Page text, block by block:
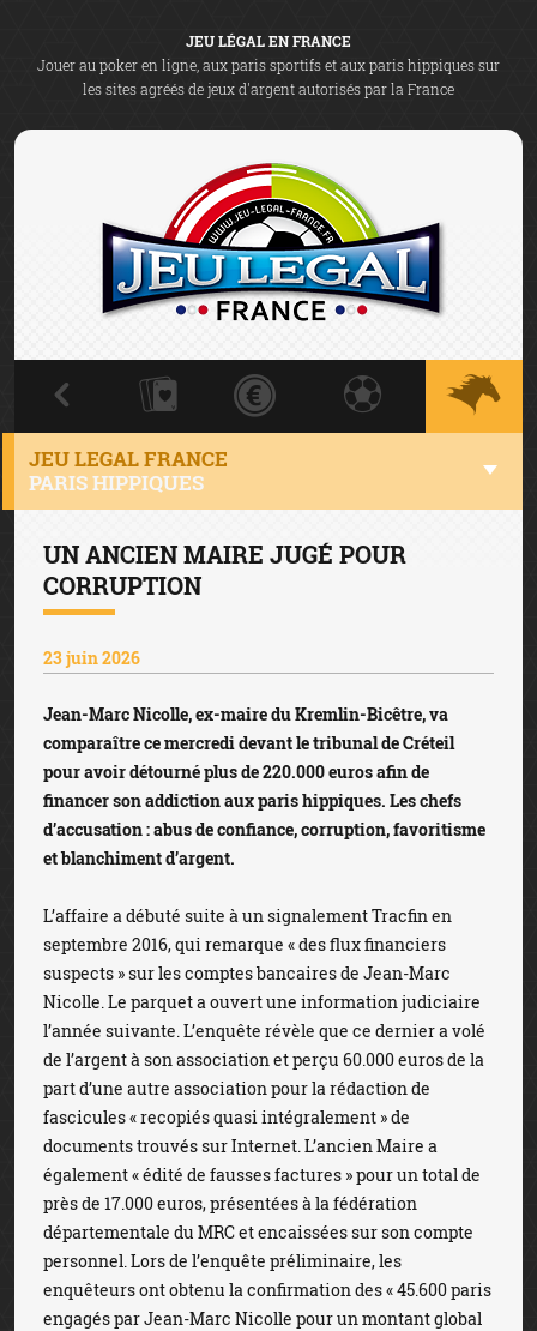
JEU LÉGAL EN FRANCE
Jouer au poker en ligne, aux paris sportifs et aux paris hippiques sur
les sites agréés de jeux d'argent autorisés par la France
JEU LEGAL FRANCE
PARIS HIPPIQUES
UN ANCIEN MAIRE JUGÉ POUR
CORRUPTION
23 juin 2026
Jean-Marc Nicolle, ex-maire du Kremlin-Bicêtre, va
comparaître ce mercredi devant le tribunal de Créteil
pour avoir détourné plus de 220.000 euros afin de
financer son addiction aux paris hippiques. Les chefs
d’accusation : abus de confiance, corruption, favoritisme
et blanchiment d’argent.
L’affaire a débuté suite à un signalement Tracfin en
septembre 2016, qui remarque « des flux financiers
suspects » sur les comptes bancaires de Jean-Marc
Nicolle. Le parquet a ouvert une information judiciaire
l’année suivante. L’enquête révèle que ce dernier a volé
de l’argent à son association et perçu 60.000 euros de la
part d’une autre association pour la rédaction de
fascicules « recopiés quasi intégralement » de
documents trouvés sur Internet. L’ancien Maire a
également « édité de fausses factures » pour un total de
près de 17.000 euros, présentées à la fédération
départementale du MRC et encaissées sur son compte
personnel. Lors de l’enquête préliminaire, les
enquêteurs ont obtenu la confirmation des « 45.600 paris
engagés par Jean-Marc Nicolle pour un montant global